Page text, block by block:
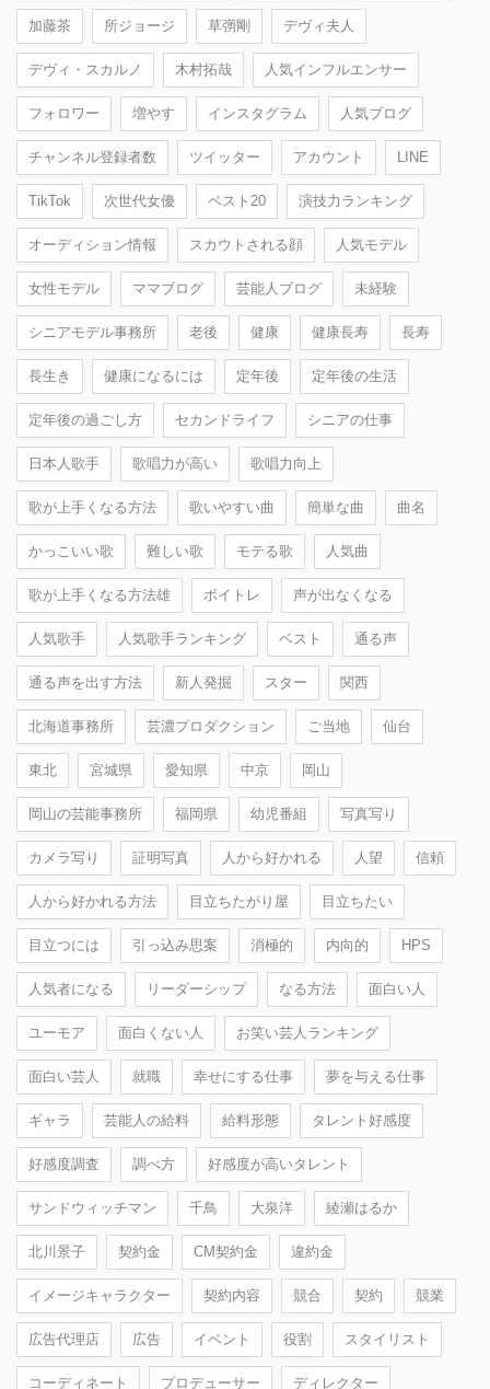
加藤茶 所ジョージ 草彅剛 デヴィ夫人
デヴィ・スカルノ 木村拓哉 人気インフルエンサー
フォロワー 増やす インスタグラム 人気ブログ
チャンネル登録者数 ツイッター アカウント LINE
TikTok 次世代女優 ベスト20 演技力ランキング
オーディション情報 スカウトされる顔 人気モデル
女性モデル ママブログ 芸能人ブログ 未経験
シニアモデル事務所 老後 健康 健康長寿 長寿
長生き 健康になるには 定年後 定年後の生活
定年後の過ごし方 セカンドライフ シニアの仕事
日本人歌手 歌唱力が高い 歌唱力向上
歌が上手くなる方法 歌いやすい曲 簡単な曲 曲名
かっこいい歌 難しい歌 モテる歌 人気曲
歌が上手くなる方法雄 ボイトレ 声が出なくなる
人気歌手 人気歌手ランキング ベスト 通る声
通る声を出す方法 新人発掘 スター 関西
北海道事務所 芸濃プロダクション ご当地 仙台
東北 宮城県 愛知県 中京 岡山
岡山の芸能事務所 福岡県 幼児番組 写真写り
カメラ写り 証明写真 人から好かれる 人望 信頼
人から好かれる方法 目立ちたがり屋 目立ちたい
目立つには 引っ込み思案 消極的 内向的 HPS
人気者になる リーダーシップ なる方法 面白い人
ユーモア 面白くない人 お笑い芸人ランキング
面白い芸人 就職 幸せにする仕事 夢を与える仕事
ギャラ 芸能人の給料 給料形態 タレント好感度
好感度調査 調べ方 好感度が高いタレント
サンドウィッチマン 千鳥 大泉洋 綾瀬はるか
北川景子 契約金 CM契約金 違約金
イメージキャラクター 契約内容 競合 契約 競業
広告代理店 広告 イベント 役割 スタイリスト
コーディネート プロデューサー ディレクター